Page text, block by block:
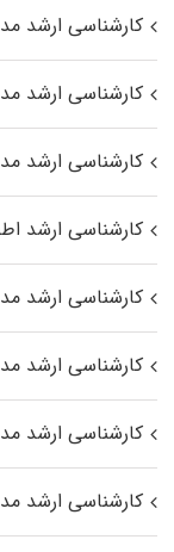
کارشناسی ارشد
کارشناسی ارشد
کارشناسی ارشد
کارشناسی ارشد
کارشناسی ارشد
کارشناسی ارشد
کارشناسی ارشد
کارشناسی ارشد